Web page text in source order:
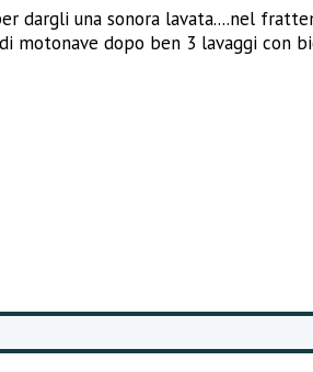
dargli una sonora lavata....nel
motonave dopo ben 3 lavaggi con